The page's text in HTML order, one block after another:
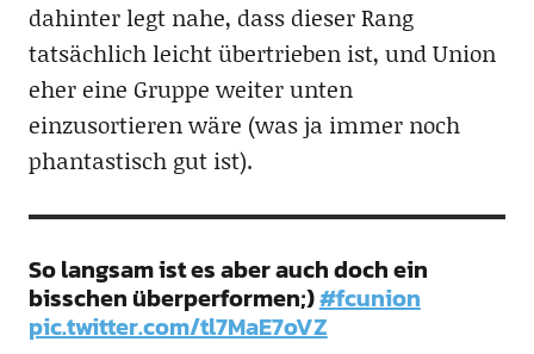
dahinter legt nahe, dass dieser Rang
tatsächlich leicht übertrieben ist, und Union
eher eine Gruppe weiter unten
einzusortieren wäre (was ja immer noch
phantastisch gut ist).
So langsam ist es aber auch doch ein
bisschen überperformen;)#fcunion
pic.twitter.com/tl7MaE7oVZ